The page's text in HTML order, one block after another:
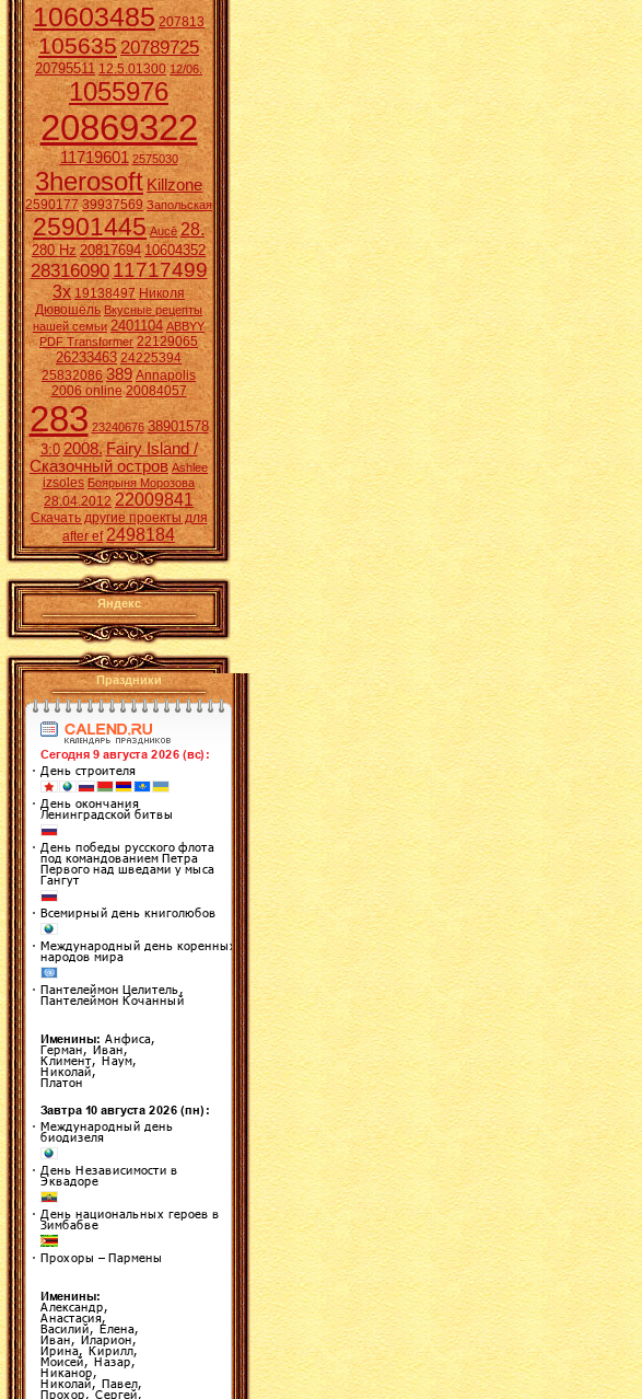
10603485 207813
10563520789725
20795511 12.5.01300 12/06.
1055976
20869322
11719601 2575030
3herosoft Killzone
2590177 39937569 Запольская
25901445 Aucē 28.
280 Hz 20817694 10604352
2831609011717499
3x 19138497 Николя
Дювошель Вкусные рецепты
нашей семьи 2401104 ABBYY
PDF Transformer 22129065
26233463 24225394
25832086 389 Annapolis
2006 online 20084057
283 23240676 38901578
3:0 2008. Fairy Island /
Сказочный остров Ashlee
izsoles Боярыня Морозова
28.04.2012 22009841
Скачать другие проекты для
after ef 2498184
Яндекс
Праздники